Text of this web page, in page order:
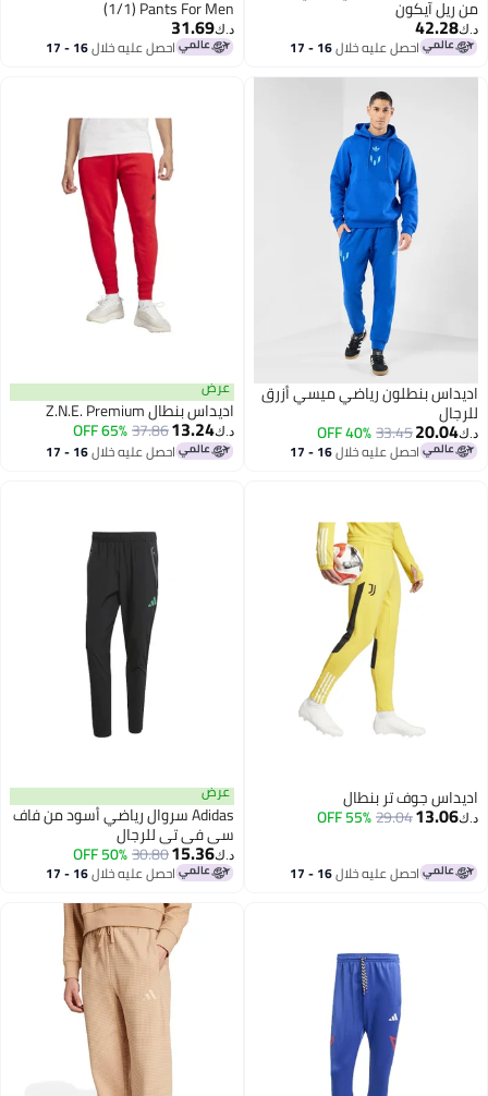
آيكون
42.28
احصل عليه خلال 16 - 17
(1/1) Pants For Men
31.69
احصل عليه خلال 16 - 17
بنطلون رياضي ميسي أزرق
20.04
33.45
40% OFF
احصل عليه خلال 16 - 17
عرض
اديداس بنطال Z.N.E. Premium
13.24
37.86
65% OFF
احصل عليه خلال 16 - 17
جوف تر بنطال
13.06
29.04
55% OFF
احصل عليه خلال 16 - 17
عرض
Adidas سروال رياضي أسود من فاف
سي في تي للرجال
15.36
30.80
50% OFF
احصل عليه خلال 16 - 17